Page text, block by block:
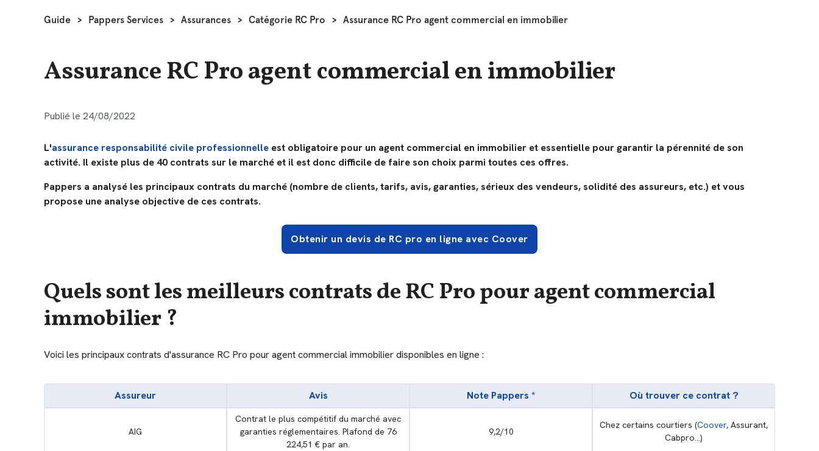
Guide > Pappers Services > Assurances > Catégorie RC Pro > Assurance RC Pro agent commercial en immobilier
Assurance RC Pro agent commercial en immobilier
Publié le 24/08/2022
L'assurance responsabilité civile professionnelle est obligatoire pour un agent commercial en immobilier et essentielle pour garantir la pérennité de son
activité. Il existe plus de 40 contrats sur le marché et il est donc difficile de faire son choix parmi toutes ces offres.
Pappers a analysé les principaux contrats du marché (nombre de clients, tarifs, avis, garanties, sérieux des vendeurs, solidité des assureurs, etc.) et vous
propose une analyse objective de ces contrats.
Obtenir un devis de RC pro en ligne avec Coover
Quels sont les meilleurs contrats de RC Pro pour agent commercial
immobilier ?
Voici les principaux contrats d'assurance RC Pro pour agent commercial immobilier disponibles en ligne :
Assureur Avis Note Pappers * Où trouver ce contrat ?
AIG
Contrat le plus compétitif du marché avec
garanties réglementaires. Plafond de 76
224,51 € par an.
9,2/10
Chez certains courtiers (Coover, Assurant,
Cabpro...)